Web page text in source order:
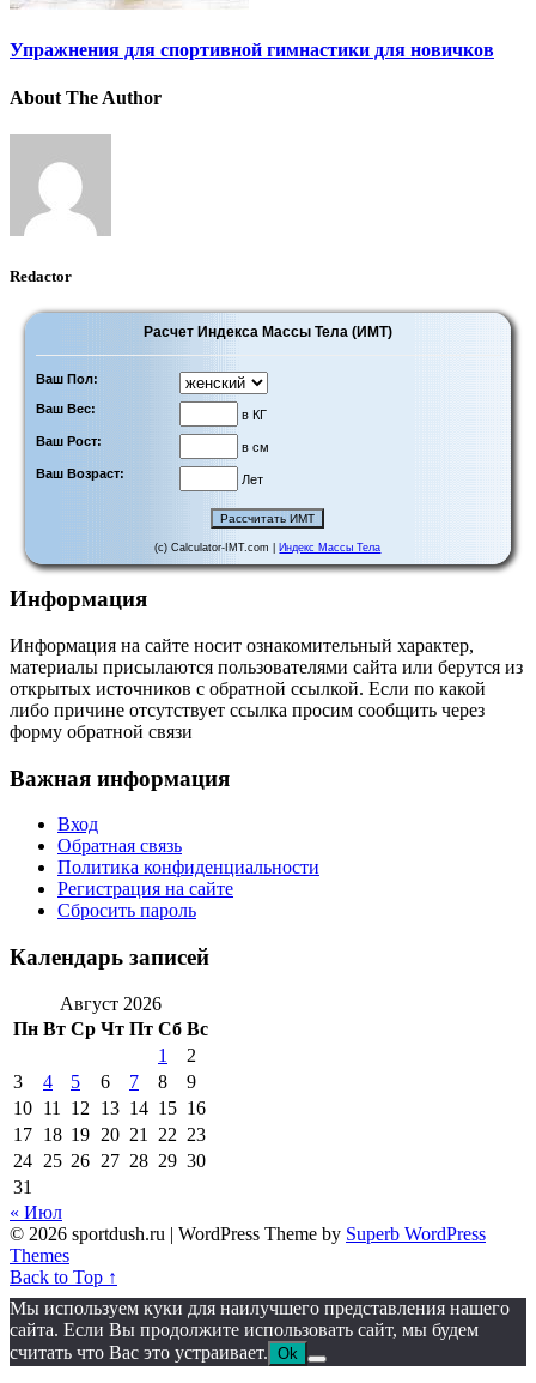
Упражнения для спортивной гимнастики для новичков
About The Author
Redactor
Расчет Индекса Массы Тела (ИМТ)
Ваш Пол:
Ваш Вес:
в КГ
Ваш Рост:
в см
Ваш Возраст:
Лет
(c) Calculator-IMT.com | Индекс Массы Тела
Информация
Информация на сайте носит ознакомительный характер,
материалы присылаются пользователями сайта или берутся из
открытых источников с обратной ссылкой. Если по какой
либо причине отсутствует ссылка просим сообщить через
форму обратной связи
Важная информация
Вход
Обратная связь
Политика конфиденциальности
Регистрация на сайте
Сбросить пароль
Календарь записей
Август 2026
Пн Вт Ср Чт Пт Сб Вс
1
2
3
4 5 6 7 8
9
10 11 12 13 14 15 16
17 18 19 20 21 22 23
24 25 26 27 28 29 30
31
« Июл
© 2026 sportdush.ru | WordPress Theme by Superb WordPress
Themes
Back to Top ↑
Мы используем куки для наилучшего представления нашего
сайта. Если Вы продолжите использовать сайт, мы будем
считать что Вас это устраивает. Ok